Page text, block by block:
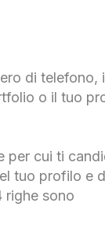
di telefono,
o il tuo
per cui ti
tuo profilo e
righe sono